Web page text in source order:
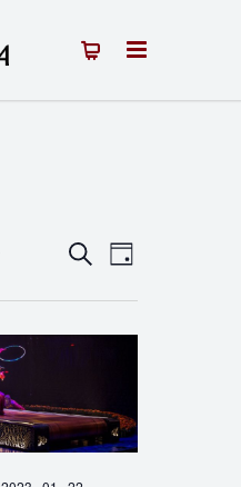
Recherche
et
navigation
vues
Évènements
RECHERCHE
Navigation
de
vues
JOUR